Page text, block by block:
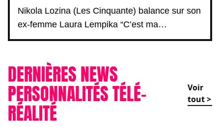
Nikola Lozina (Les Cinquante) balance sur son
ex-femme Laura Lempika “C’est ma…
DERNIÈRES NEWS
PERSONNALITÉS TÉLÉ-
RÉALITÉ
Voir
tout >